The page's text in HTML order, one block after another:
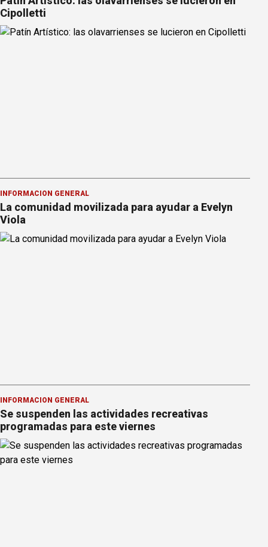
Cipolletti
INFORMACION GENERAL
La comunidad movilizada para ayudar a Evelyn
Viola
INFORMACION GENERAL
Se suspenden las actividades recreativas
programadas para este viernes